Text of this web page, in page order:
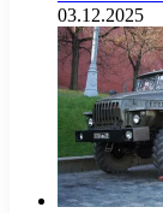
03.12.2025